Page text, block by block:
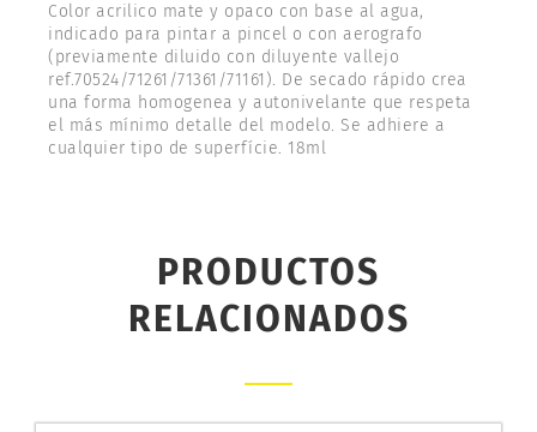
Color acrilico mate y opaco con base al agua,
indicado para pintar a pincel o con aerografo
(previamente diluido con diluyente vallejo
ref.70524/71261/71361/71161). De secado rápido crea
una forma homogenea y autonivelante que respeta
el más mínimo detalle del modelo. Se adhiere a
cualquier tipo de superfície. 18ml
PRODUCTOS
RELACIONADOS